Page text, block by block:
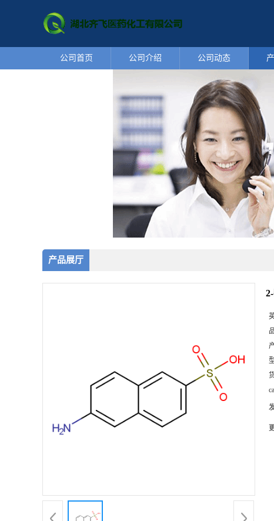
公司首页 公司介绍 公司动态
产品展厅